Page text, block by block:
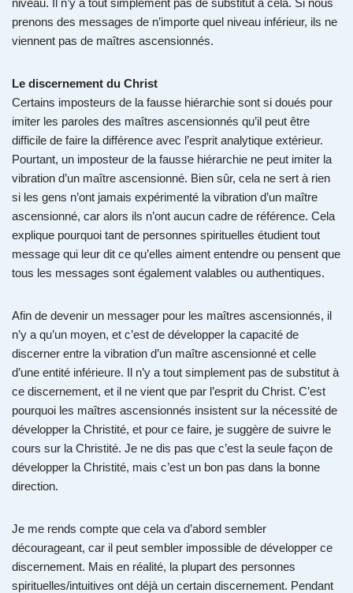
niveau. Il n’y a tout simplement pas de substitut à cela. Si nous
prenons des messages de n’importe quel niveau inférieur, ils ne
viennent pas de maîtres ascensionnés.
Le discernement du Christ
Certains imposteurs de la fausse hiérarchie sont si doués pour
imiter les paroles des maîtres ascensionnés qu’il peut être
difficile de faire la différence avec l’esprit analytique extérieur.
Pourtant, un imposteur de la fausse hiérarchie ne peut imiter la
vibration d’un maître ascensionné. Bien sûr, cela ne sert à rien
si les gens n’ont jamais expérimenté la vibration d’un maître
ascensionné, car alors ils n’ont aucun cadre de référence. Cela
explique pourquoi tant de personnes spirituelles étudient tout
message qui leur dit ce qu’elles aiment entendre ou pensent que
tous les messages sont également valables ou authentiques.
Afin de devenir un messager pour les maîtres ascensionnés, il
n’y a qu’un moyen, et c’est de développer la capacité de
discerner entre la vibration d’un maître ascensionné et celle
d’une entité inférieure. Il n’y a tout simplement pas de substitut à
ce discernement, et il ne vient que par l’esprit du Christ. C’est
pourquoi les maîtres ascensionnés insistent sur la nécessité de
développer la Christité, et pour ce faire, je suggère de suivre le
cours sur la Christité. Je ne dis pas que c’est la seule façon de
développer la Christité, mais c’est un bon pas dans la bonne
direction.
Je me rends compte que cela va d’abord sembler
décourageant, car il peut sembler impossible de développer ce
discernement. Mais en réalité, la plupart des personnes
spirituelles/intuitives ont déjà un certain discernement. Pendant